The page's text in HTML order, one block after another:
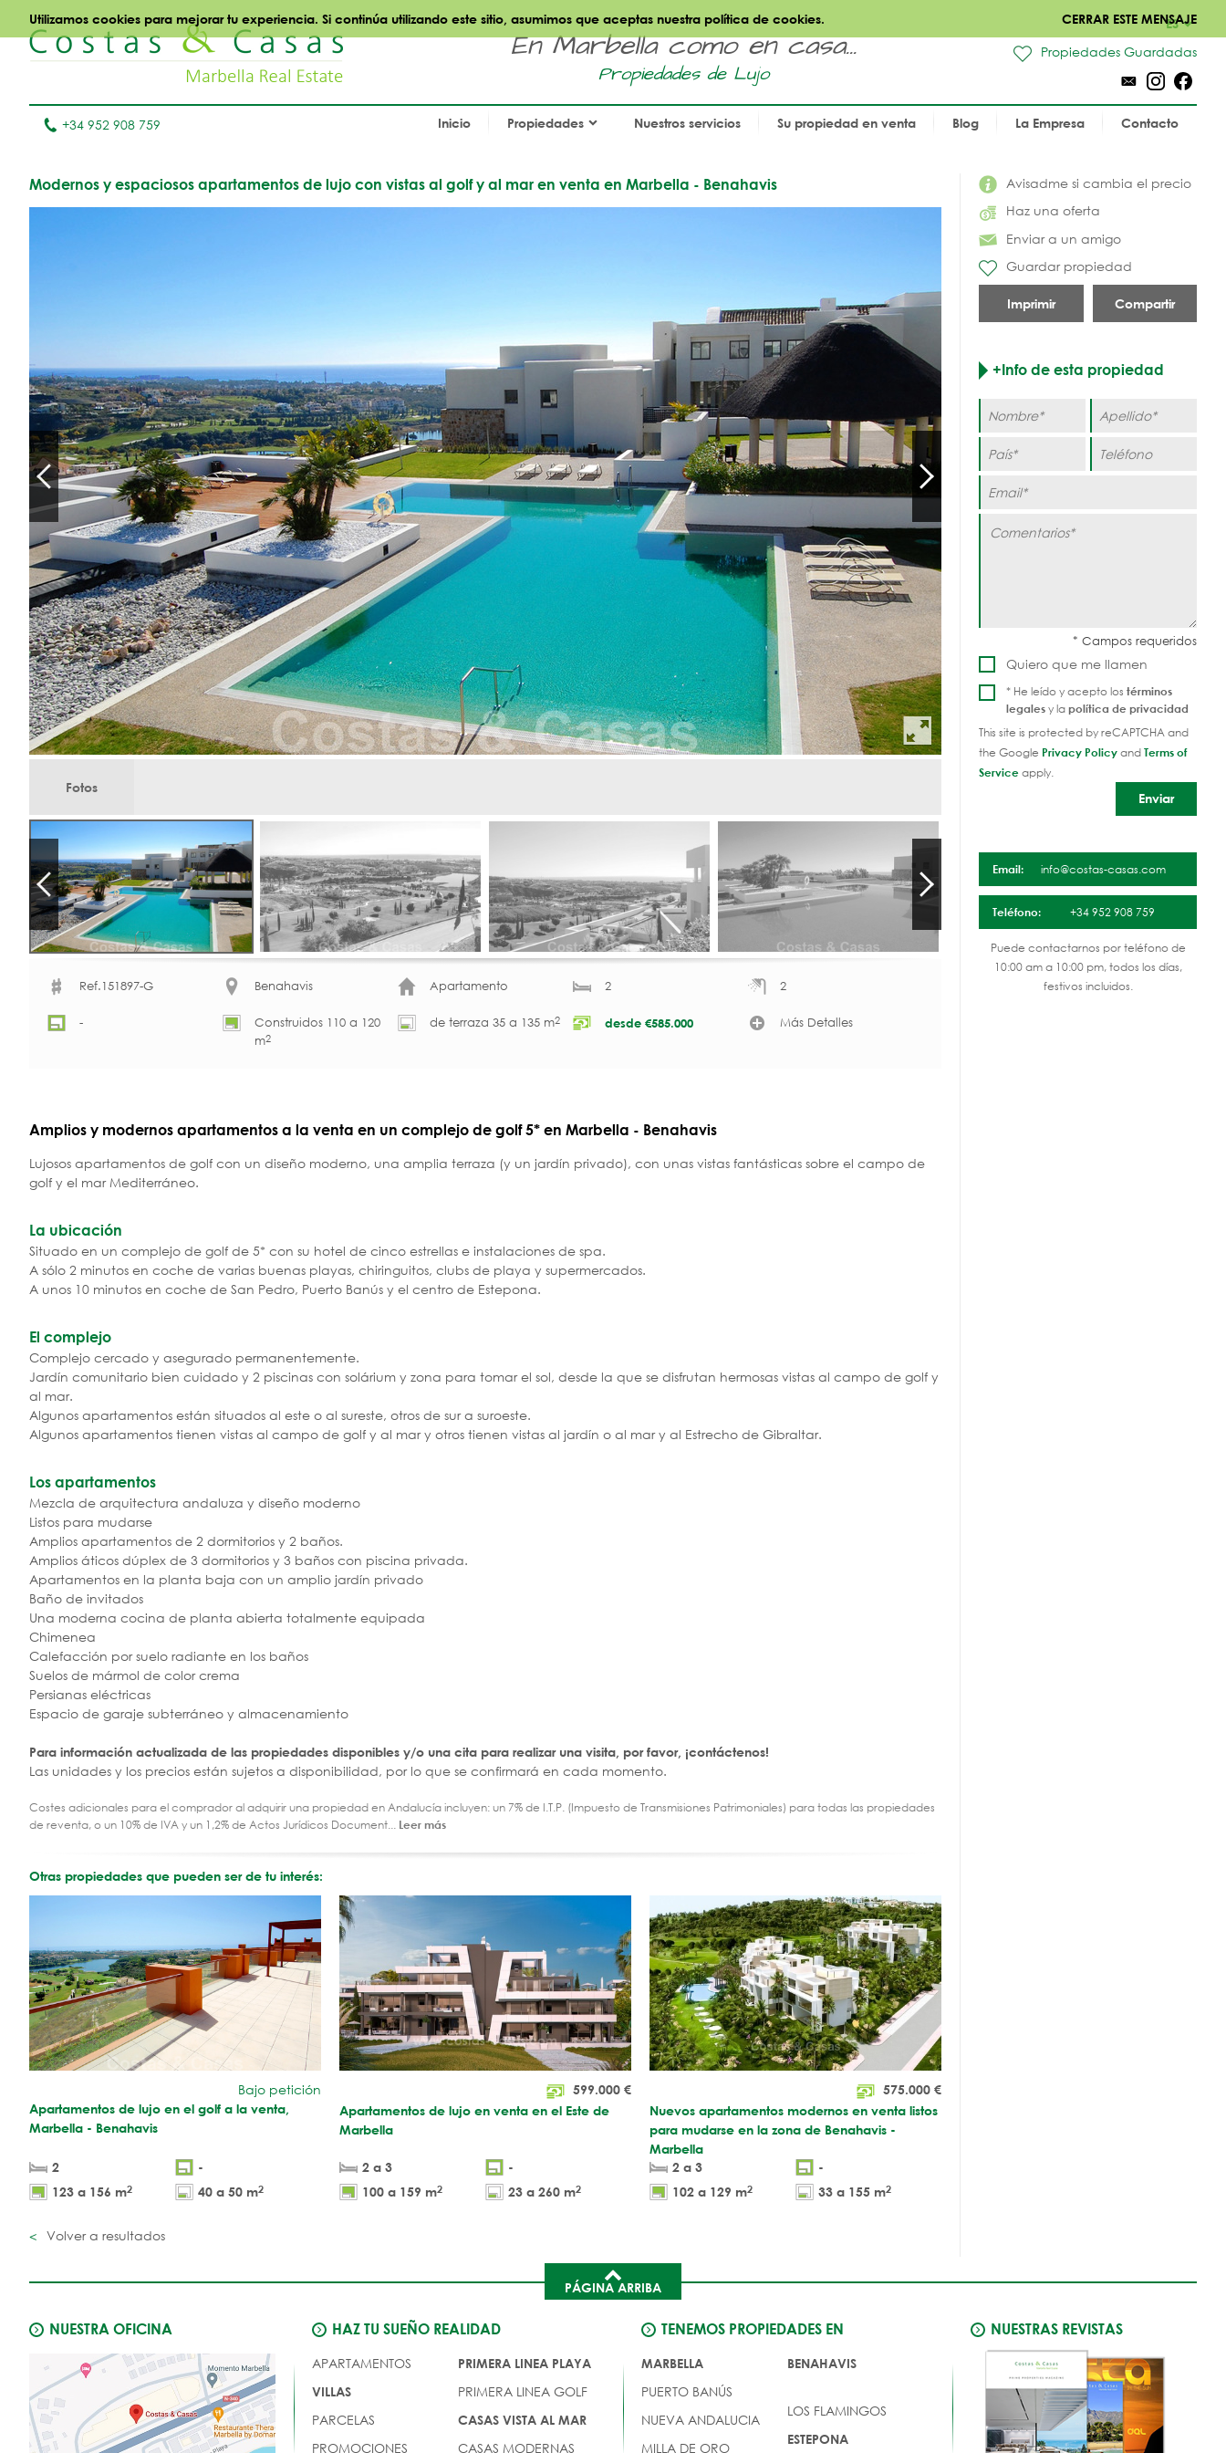
Utilizamos cookies para mejorar tu experiencia. Si continúa utilizando este sitio, asumimos que aceptas nuestra política de cookies. CERRAR ESTE MENSAJE
En Marbella como en casa...
Propiedades de Lujo
ES
Propiedades Guardadas
+34 952 908 759 Inicio Propiedades Nuestros servicios Su propiedad en venta Blog La Empresa Contacto
Avisadme si cambia el precio
Haz una oferta
Enviar a un amigo
Guardar propiedad
Imprimir Compartir
Modernos y espaciosos apartamentos de lujo con vistas al golf y al mar en venta en Marbella - Benahavis
Fotos
Ref.151897-G Benahavis Apartamento 2 2
-
Construidos 110 a 120
m2
de terraza 35 a 135 m2 desde €585.000 Más Detalles
Amplios y modernos apartamentos a la venta en un complejo de golf 5* en Marbella - Benahavis
Lujosos apartamentos de golf con un diseño moderno, una amplia terraza (y un jardín privado), con unas vistas fantásticas sobre el campo de
golf y el mar Mediterráneo.
La ubicación
Situado en un complejo de golf de 5* con su hotel de cinco estrellas e instalaciones de spa.
A sólo 2 minutos en coche de varias buenas playas, chiringuitos, clubs de playa y supermercados.
A unos 10 minutos en coche de San Pedro, Puerto Banús y el centro de Estepona.
El complejo
Complejo cercado y asegurado permanentemente.
Jardín comunitario bien cuidado y 2 piscinas con solárium y zona para tomar el sol, desde la que se disfrutan hermosas vistas al campo de golf y
al mar.
Algunos apartamentos están situados al este o al sureste, otros de sur a suroeste.
Algunos apartamentos tienen vistas al campo de golf y al mar y otros tienen vistas al jardín o al mar y al Estrecho de Gibraltar.
Los apartamentos
Mezcla de arquitectura andaluza y diseño moderno
Listos para mudarse
Amplios apartamentos de 2 dormitorios y 2 baños.
Amplios áticos dúplex de 3 dormitorios y 3 baños con piscina privada.
Apartamentos en la planta baja con un amplio jardín privado
Baño de invitados
Una moderna cocina de planta abierta totalmente equipada
Chimenea
Calefacción por suelo radiante en los baños
Suelos de mármol de color crema
Persianas eléctricas
Espacio de garaje subterráneo y almacenamiento
Para información actualizada de las propiedades disponibles y/o una cita para realizar una visita, por favor, ¡contáctenos!
Las unidades y los precios están sujetos a disponibilidad, por lo que se confirmará en cada momento.
Costes adicionales para el comprador al adquirir una propiedad en Andalucía incluyen: un 7% de I.T.P. (Impuesto de Transmisiones Patrimoniales) para todas las propiedades
de reventa, o un 10% de IVA y un 1,2% de Actos Jurídicos Document... Leer más
+Info de esta propiedad
Quiero que me llamen
* He leído y acepto los términos
legalesy lapolítica de privacidad
This site is protected by reCAPTCHA and
the Google Privacy PolicyandTerms of
Serviceapply.
Email: info@costas-casas.com
Teléfono: +34 952 908 759
Puede contactarnos por teléfono de
10:00 am a 10:00 pm, todos los días,
festivos incluidos.
Otras propiedades que pueden ser de tu interés:
Bajo petición
Apartamentos de lujo en el golf a la venta,
Marbella - Benahavis
2
-
123 a 156 m2 40 a 50 m2
599.000 €
Apartamentos de lujo en venta en el Este de
Marbella
2 a 3
-
100 a 159 m2 23 a 260 m2
575.000 €
Nuevos apartamentos modernos en venta listos
para mudarse en la zona de Benahavis -
Marbella
2 a 3
-
102 a 129 m2 33 a 155 m2
Volver a resultados
PÁGINA ARRIBA
NUESTRA OFICINA
HAZ TU SUEÑO REALIDAD
APARTAMENTOS
VILLAS
PARCELAS
PROMOCIONES
PRIMERA LINEA PLAYA
PRIMERA LINEA GOLF
CASAS VISTA AL MAR
CASAS MODERNAS
TENEMOS PROPIEDADES EN
MARBELLA
PUERTO BANÚS
NUEVA ANDALUCIA
MILLA DE ORO
BENAHAVIS
LOS FLAMINGOS
ESTEPONA
NUESTRAS REVISTAS